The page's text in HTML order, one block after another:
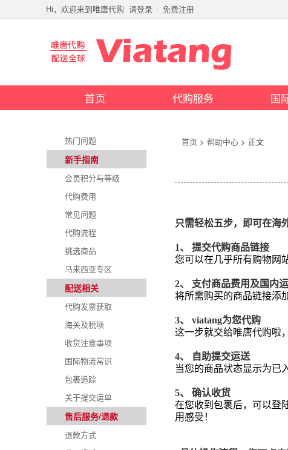
Hi，欢迎来到唯唐代购 请登录 免费注册
首页 代购服务 国
热门问题
新手指南
会员积分与等级
代购费用
常见问题
代购流程
挑选商品
马来西亚专区
配送相关
代购发票获取
海关及税项
收货注意事项
国际物流常识
包裹追踪
关于提交运单
售后服务/退款
退款方式
首页 > 帮助中心 > 正文
只需轻松五步，即可在海
1、 提交代购商品链接
您可以在几乎所有购物网
2、 支付商品费用及国内
将所需购买的商品链接添
3、 viatang为您代购
这一步就交给唯唐代购啦
4、 自助提交运送
当您的商品状态显示为已
5、 确认收货
在您收到包裹后，可以登
用感受！